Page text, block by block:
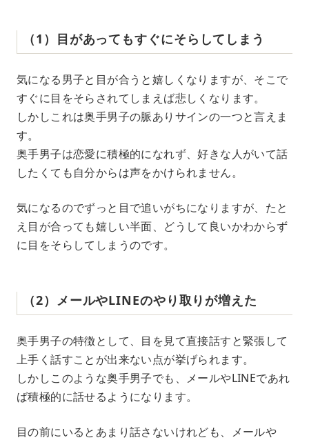
（1）目があってもすぐにそらしてしまう
気になる男子と目が合うと嬉しくなりますが、そこで
すぐに目をそらされてしまえば悲しくなります。
しかしこれは奥手男子の脈ありサインの一つと言えま
す。
奥手男子は恋愛に積極的になれず、好きな人がいて話
したくても自分からは声をかけられません。
気になるのでずっと目で追いがちになりますが、たと
え目が合っても嬉しい半面、どうして良いかわからず
に目をそらしてしまうのです。
（2）メールやLINEのやり取りが増えた
奥手男子の特徴として、目を見て直接話すと緊張して
上手く話すことが出来ない点が挙げられます。
しかしこのような奥手男子でも、メールやLINEであれ
ば積極的に話せるようになります。
目の前にいるとあまり話さないけれども、メールや